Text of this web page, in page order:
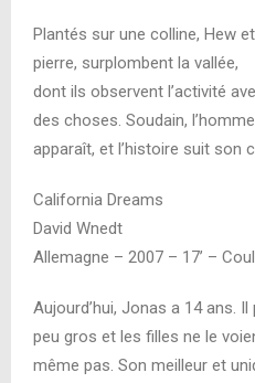
Plantés sur une colline, Hew
pierre, surplombent la vallée,
dont ils observent l’activité
des choses. Soudain, l’homme
apparaît, et l’histoire suit son
California Dreams
David Wnedt
Allemagne – 2007 – 17’ –
Aujourd’hui, Jonas a 14 ans.
peu gros et les filles ne le
même pas. Son meilleur et